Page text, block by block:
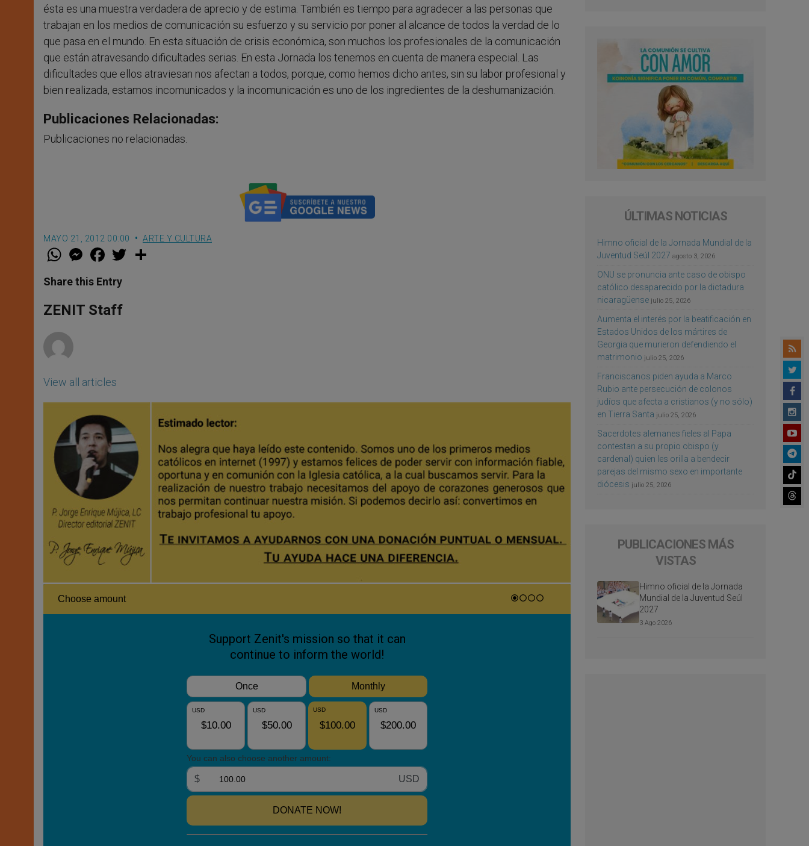
ésta es una muestra verdadera de aprecio y de estima. También es tiempo para agradecer a las personas que
trabajan en los medios de comunicación su esfuerzo y su servicio por poner al alcance de todos la verdad de lo
que pasa en el mundo. En esta situación de crisis económica, son muchos los profesionales de la comunicación
que están atravesando dificultades serias. En esta Jornada los tenemos en cuenta de manera especial. Las
dificultades que ellos atraviesan nos afectan a todos, porque, como hemos dicho antes, sin su labor profesional y
bien realizada, estamos incomunicados y la incomunicación es uno de los ingredientes de la deshumanización.
Publicaciones Relacionadas:
Publicaciones no relacionadas.
MAYO 21, 2012 00:00 ARTE Y CULTURA
W
t
s
p
p
M
e
s
e
g
e
F
a
e
b
o
k
w
Share this Entry
ZENIT Staff
View all articles
ÚLTIMAS NOTICIAS
Himno oficial de la Jornada Mundial de la
Juventud Seúl 2027 agosto 3, 2026
ONU se pronuncia ante caso de obispo
católico desaparecido por la dictadura
nicaragüense julio 25, 2026
Aumenta el interés por la beatificación en
Estados Unidos de los mártires de
Georgia que murieron defendiendo el
matrimonio julio 25, 2026
Franciscanos piden ayuda a Marco
Rubio ante persecución de colonos
judíos que afecta a cristianos (y no sólo)
en Tierra Santa julio 25, 2026
Sacerdotes alemanes fieles al Papa
contestan a su propio obispo (y
cardenal) quien les orilla a bendecir
parejas del mismo sexo en importante
diócesis julio 25, 2026
PUBLICACIONES MÁS
VISTAS
Himno oficial de la Jornada
Mundial de la Juventud Seúl
2027
3 Ago 2026